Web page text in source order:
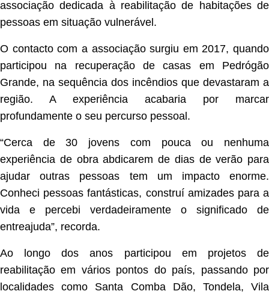
associação dedicada à reabilitação de habitações de
pessoas em situação vulnerável.
O contacto com a associação surgiu em 2017, quando
participou na recuperação de casas em Pedrógão
Grande, na sequência dos incêndios que devastaram a
região. A experiência acabaria por marcar
profundamente o seu percurso pessoal.
“Cerca de 30 jovens com pouca ou nenhuma
experiência de obra abdicarem de dias de verão para
ajudar outras pessoas tem um impacto enorme.
Conheci pessoas fantásticas, construí amizades para a
vida e percebi verdadeiramente o significado de
entreajuda”, recorda.
Ao longo dos anos participou em projetos de
reabilitação em vários pontos do país, passando por
localidades como Santa Comba Dão, Tondela, Vila